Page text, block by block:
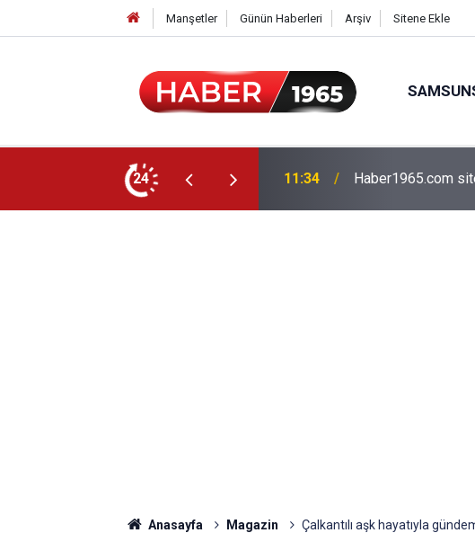
Manşetler Günün Haberleri Arşiv Sitene Ekle
24 15:52 Milyonlarca
Anasayfa Magazin Çalkantılı aşk hayatıyla